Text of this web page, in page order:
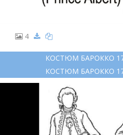
4
КОСТЮМ БАРОККО
КОСТЮМ БАРОККО